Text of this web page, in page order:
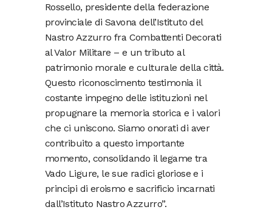
Rossello, presidente della federazione
provinciale di Savona dell’Istituto del
Nastro Azzurro fra Combattenti Decorati
al Valor Militare – e un tributo al
patrimonio morale e culturale della città.
Questo riconoscimento testimonia il
costante impegno delle istituzioni nel
propugnare la memoria storica e i valori
che ci uniscono. Siamo onorati di aver
contribuito a questo importante
momento, consolidando il legame tra
Vado Ligure, le sue radici gloriose e i
principi di eroismo e sacrificio incarnati
dall’Istituto Nastro Azzurro”.